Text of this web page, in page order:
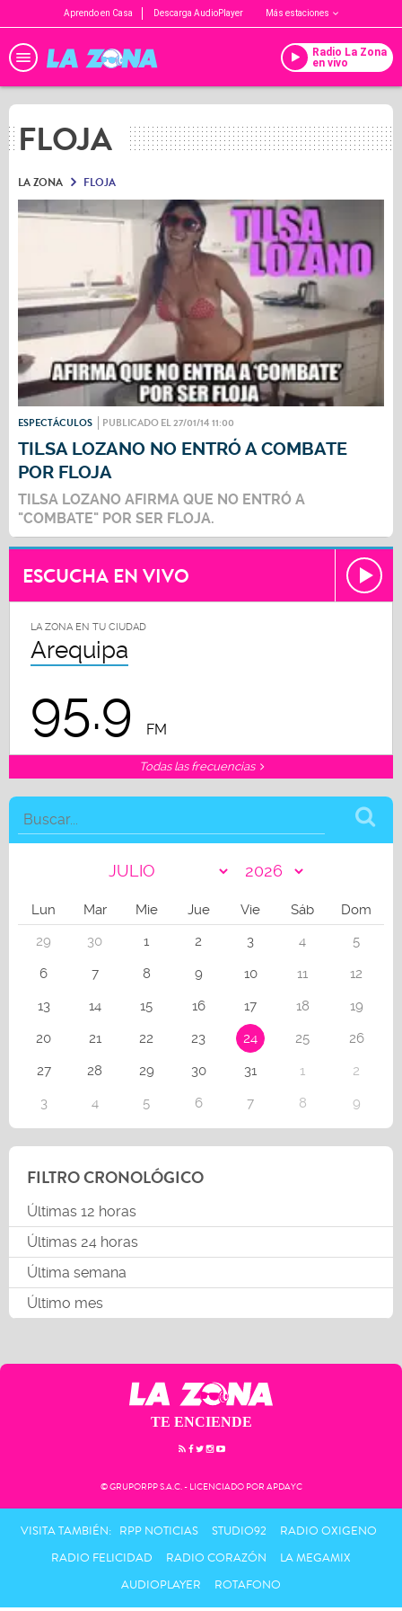
Aprendo en Casa Descarga AudioPlayer Más estaciones
Radio La Zona
en vivo
FLOJA
LA ZONA FLOJA
ESPECTÁCULOS PUBLICADO EL 27/01/14 11:00
TILSA LOZANO NO ENTRÓ A COMBATE
POR FLOJA
TILSA LOZANO AFIRMA QUE NO ENTRÓ A
"COMBATE" POR SER FLOJA.
ESCUCHA EN VIVO
LA ZONA EN TU CIUDAD
Arequipa
95.9 FM
Todas las frecuencias
Lun Mar Mie Jue Vie Sáb
Dom
29
30 1 2 3 4
5
6
7 8 9 10 11
12
13
14 15 16 17 18
19
20
21 22 23 24 25
26
27
28 29 30 31 1
2
3
4 5 6 7 8 9
FILTRO CRONOLÓGICO
Últimas 12 horas
Últimas 24 horas
Última semana
Último mes
TE ENCIENDE
© GRUPORPP S.A.C. - LICENCIADO POR APDAYC
VISITA TAMBIÉN: RPP NOTICIAS STUDIO92
RADIO OXIGENO
RADIO FELICIDAD
RADIO CORAZÓN
LA MEGAMIX
AUDIOPLAYER
ROTAFONO